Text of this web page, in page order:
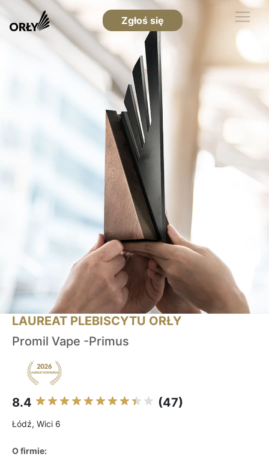
Zgłoś się
LAUREAT PLEBISCYTU ORŁY
Promil Vape -Primus
8.4 (47)
Łódź, Wici 6
O firmie: